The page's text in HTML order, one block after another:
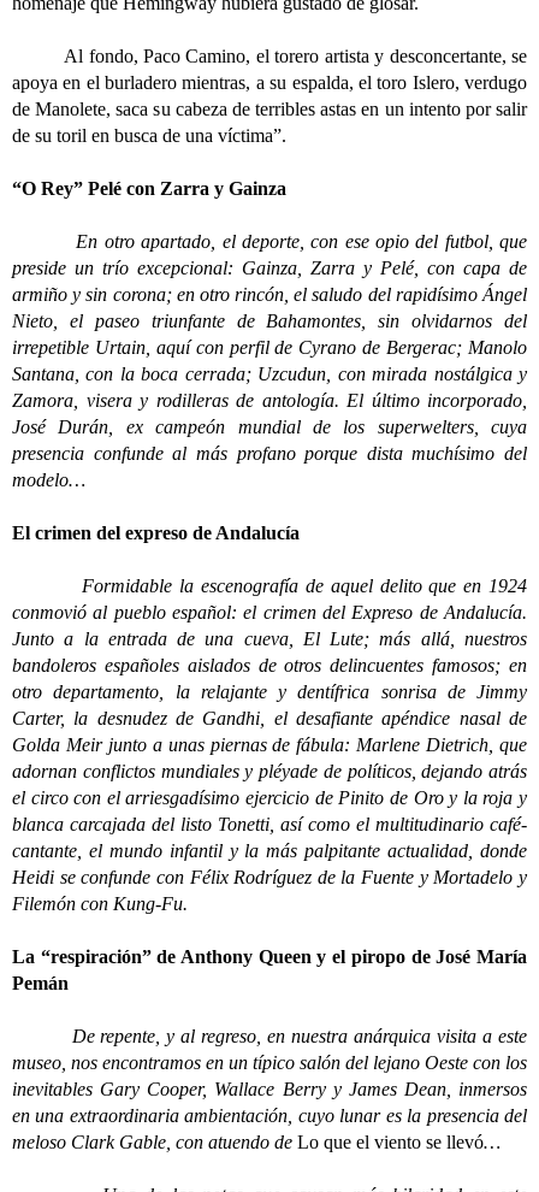
Al fondo, Paco Camino, el torero artista y desconcertante, se
apoya en el burladero mientras, a su espalda, el toro Islero, verdugo
de Manolete, saca su cabeza de terribles astas en un intento por salir
de su toril en busca de una víctima”.
“O Rey” Pelé con Zarra y Gainza
En otro apartado, el deporte, con ese opio del futbol, que
preside un trío excepcional: Gainza, Zarra y Pelé, con capa de
armiño y sin corona; en otro rincón, el saludo del rapidísimo Ángel
Nieto, el paseo triunfante de Bahamontes, sin olvidarnos del
irrepetible Urtain, aquí con perfil de Cyrano de Bergerac; Manolo
Santana, con la boca cerrada; Uzcudun, con mirada nostálgica y
Zamora, visera y rodilleras de antología. El último incorporado,
José Durán, ex campeón mundial de los superwelters, cuya
presencia confunde al más profano porque dista muchísimo del
modelo…
El crimen del expreso de Andalucía
Formidable la escenografía de aquel delito que en 1924
conmovió al pueblo español: el crimen del Expreso de Andalucía.
Junto a la entrada de una cueva, El Lute; más allá, nuestros
bandoleros españoles aislados de otros delincuentes famosos; en
otro departamento, la relajante y dentífrica sonrisa de Jimmy
Carter, la desnudez de Gandhi, el desafiante apéndice nasal de
Golda Meir junto a unas piernas de fábula: Marlene Dietrich, que
adornan conflictos mundiales y pléyade de políticos, dejando atrás
el circo con el arriesgadísimo ejercicio de Pinito de Oro y la roja y
blanca carcajada del listo Tonetti, así como el multitudinario café-
cantante, el mundo infantil y la más palpitante actualidad, donde
Heidi se confunde con Félix Rodríguez de la Fuente y Mortadelo y
Filemón con Kung-Fu.
La “respiración” de Anthony Queen y el piropo de José María
Pemán
De repente, y al regreso, en nuestra anárquica visita a este
museo, nos encontramos en un típico salón del lejano Oeste con los
inevitables Gary Cooper, Wallace Berry y James Dean, inmersos
en una extraordinaria ambientación, cuyo lunar es la presencia del
meloso Clark Gable, con atuendo de Lo que el viento se llevó…